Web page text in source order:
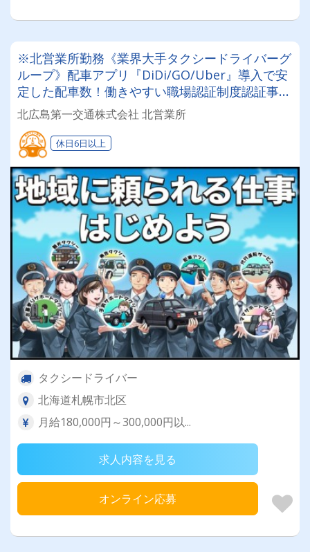
※北営業所勤務《業界大手タクシードライバーグ
ループ》配車アプリ『DiDi/GO/Uber』導入で安
定した配車数！働きやすい職場認証制度認証事業
所に認定◎未経験者でも安心してお仕事スタート
♪
北広島第一交通株式会社 北営業所
休日6日以上
タクシードライバー
北海道札幌市北区
月給180,000円～300,000円以...
求人内容を見る
オンライン応募